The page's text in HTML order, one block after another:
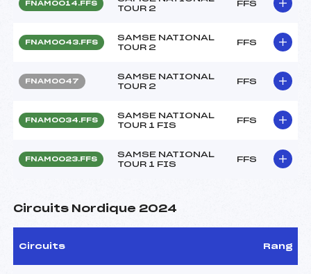
FNAM0014.FFS
TOUR 2
FFS
FNAM0043.FFS
SAMSE NATIONAL
TOUR 2
FFS
FNAM0047
SAMSE NATIONAL
TOUR 2
FFS
FNAM0034.FFS
SAMSE NATIONAL
TOUR 1 FIS
FFS
FNAM0023.FFS
SAMSE NATIONAL
TOUR 1 FIS
FFS
Circuits Nordique 2024
Circuits Rang